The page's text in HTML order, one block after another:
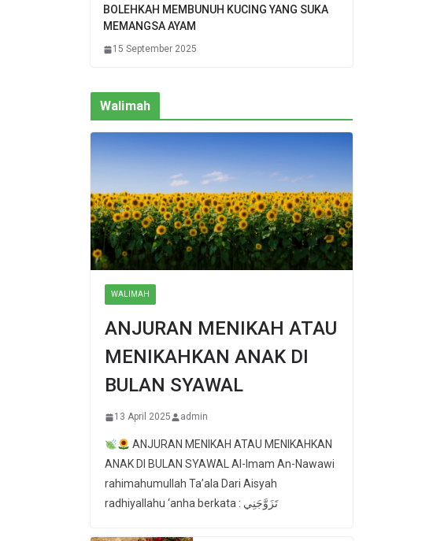
BOLEHKAH MEMBUNUH KUCING YANG SUKA
MEMANGSA AYAM
15 September 2025
Walimah
WALIMAH
ANJURAN MENIKAH ATAU
MENIKAHKAN ANAK DI
BULAN SYAWAL
13 April 2025 admin
ANJURAN MENIKAH ATAU MENIKAHKAN
ANAK DI BULAN SYAWAL Al-Imam An-Nawawi
rahimahumullah Ta’ala Dari Aisyah
radhiyallahu ‘anha berkata : تَزَوَّجَنِي